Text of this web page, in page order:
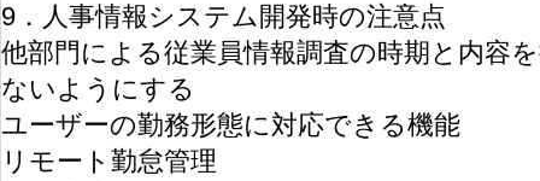
9．人事情報システム開発時の注意点
他部門による従業員情報調査の時期と内容
ないようにする
ユーザーの勤務形態に対応できる機能
リモート勤怠管理